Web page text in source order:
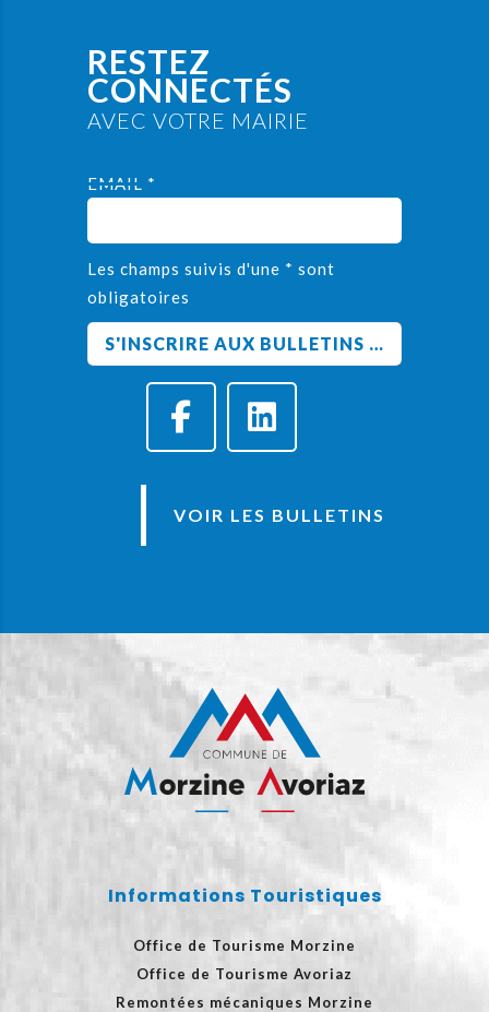
RESTEZ
CONNECTÉS
AVEC VOTRE MAIRIE
EMAIL *
Les champs suivis d'une * sont
obligatoires
VOIR LES BULLETINS
Informations Touristiques
Office de Tourisme Morzine
Office de Tourisme Avoriaz
Remontées mécaniques Morzine